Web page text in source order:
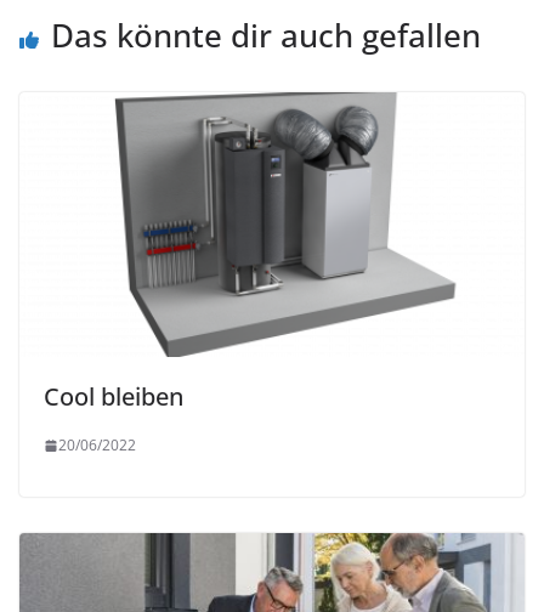
Das könnte dir auch gefallen
Cool bleiben
20/06/2022